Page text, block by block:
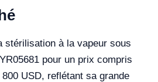
stérilisation à la vapeur sous
pour un prix compris
USD, reflétant sa grande